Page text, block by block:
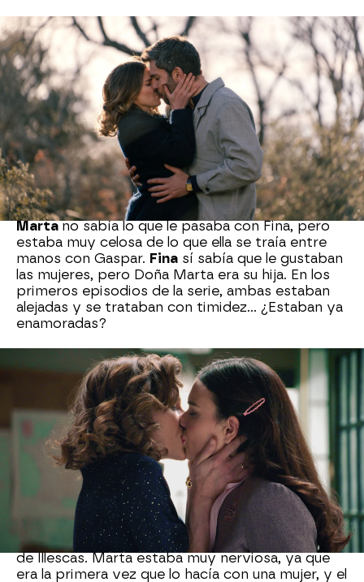
Los jóvenes dieron rienda suelta al romanticismo
y a su amor... ¡Sin que nadie les viera! O eso
pensaban ellos...
Damián terminó por
descubrirles y desde entonces les tiene
amenazados de adulterio.
El primer beso de #Mafin
Martano sabía lo que le pasaba con Fina, pero
estaba muy celosa de lo que ella se traía entre
manos con Gaspar. Fina sí sabía que le gustaban
las mujeres, pero Doña Marta era su hija. En los
primeros episodios de la serie, ambas estaban
alejadas y se trataban con timidez... ¿Estaban ya
enamoradas?
FinalmenteMartadeja a un lado sus miedos, y
también sus celos... ¡Y la besa! Así empezó la
historia de#Mafin.
El hotel de Illescas
Otro de los momentazos en la historia deMarta
y Fina
ha sido la noche de pasión en el hotelito
de Illescas. Marta estaba muy nerviosa, ya que
era la primera vez que lo hacía con una mujer, y el